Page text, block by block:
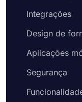
Integrações
Design de
Aplicações
Segurança